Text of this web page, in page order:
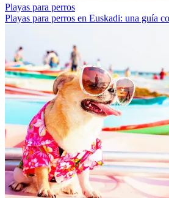
Playas para perros
Playas para perros en Euskadi: una guía